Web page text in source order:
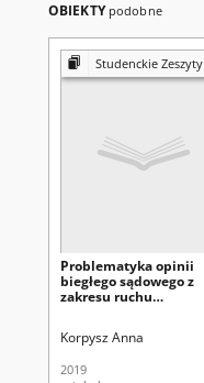
OBIEKTY podobne
Studenckie Zeszyty Naukowe
Problematyka opinii
biegłego sądowego z
zakresu ruchu
Korpysz Anna
2019